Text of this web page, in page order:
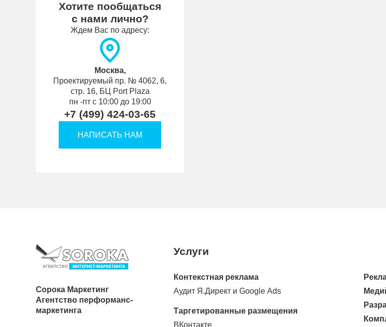
Хотите пообщаться
с нами лично?
Ждем Вас по адресу:
Москва,
Проектируемый пр. № 4062, 6,
стр. 16, БЦ Port Plaza
пн -пт с 10:00 до 19:00
+7 (499) 424-03-65
НАПИСАТЬ НАМ
Сорока Маркетинг
Агентство перформанс-
маркетинга
Услуги
Контекстная реклама
Аудит Я.Директ и Google Ads
Таргетированные размещения
ВКонтакте